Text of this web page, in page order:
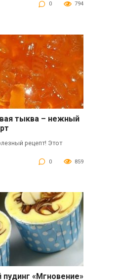
0 794
тыква – нежный
рецепт! Этот
0 859
«Мгновение»